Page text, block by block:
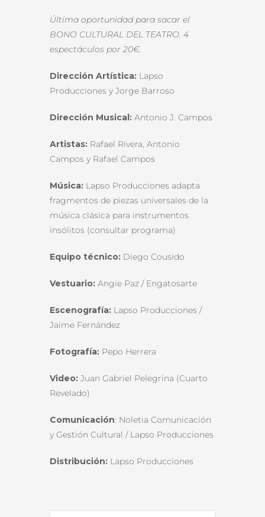
Última oportunidad para sacar el
BONO CULTURAL DEL TEATRO. 4
espectáculos por 20€.
Dirección Artística: Lapso
Producciones y Jorge Barroso
Dirección Musical: Antonio J. Campos
Artistas: Rafael Rivera, Antonio
Campos y Rafael Campos
Música: Lapso Producciones adapta
fragmentos de piezas universales de la
música clásica para instrumentos
insólitos (consultar programa)
Equipo técnico: Diego Cousido
Vestuario: Angie Paz / Engatosarte
Escenografía: Lapso Producciones /
Jaime Fernández
Fotografía: Pepo Herrera
Video: Juan Gabriel Pelegrina (Cuarto
Revelado)
Comunicación: Noletia Comunicación
y Gestión Cultural / Lapso Producciones
Distribución: Lapso Producciones